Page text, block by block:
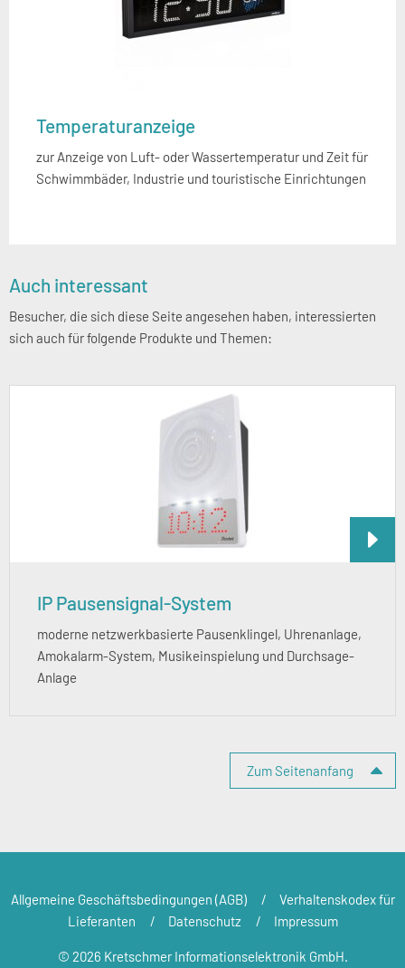
Temperaturanzeige
zur Anzeige von Luft- oder Wassertemperatur und Zeit für
Schwimmbäder, Industrie und touristische Einrichtungen
Seitenspalte
Auch interessant
Besucher, die sich diese Seite angesehen haben, interessierten
sich auch für folgende Produkte und Themen:
IP Pausensignal-System
moderne netzwerkbasierte Pausenklingel, Uhrenanlage,
Amokalarm-System, Musikeinspielung und Durchsage-
Anlage
Zum Seitenanfang
Allgemeine Geschäftsbedingungen (AGB)
Verhaltenskodex für
Lieferanten
Datenschutz Impressum
© 2026 Kretschmer Informationselektronik GmbH.